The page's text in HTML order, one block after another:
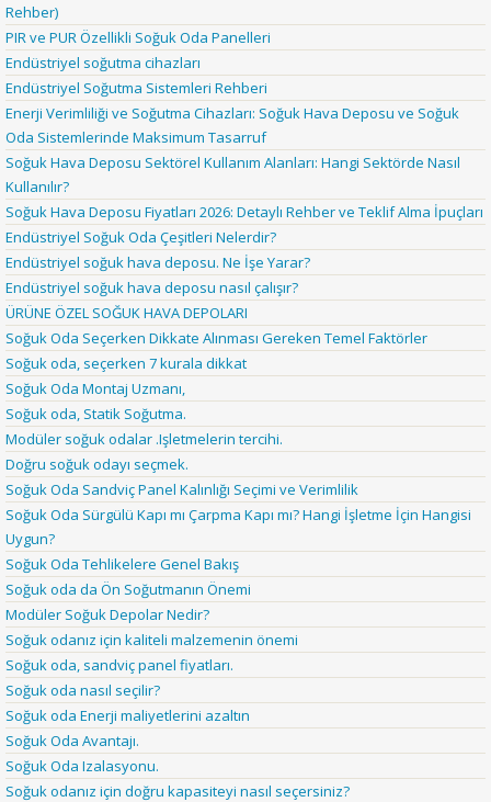
Rehber)
PIR ve PUR Özellikli Soğuk Oda Panelleri
Endüstriyel soğutma cihazları
Endüstriyel Soğutma Sistemleri Rehberi
Enerji Verimliliği ve Soğutma Cihazları: Soğuk Hava Deposu ve Soğuk
Oda Sistemlerinde Maksimum Tasarruf
Soğuk Hava Deposu Sektörel Kullanım Alanları: Hangi Sektörde Nasıl
Kullanılır?
Soğuk Hava Deposu Fiyatları 2026: Detaylı Rehber ve Teklif Alma İpuçları
Endüstriyel Soğuk Oda Çeşitleri Nelerdir?
Endüstriyel soğuk hava deposu. Ne İşe Yarar?
Endüstriyel soğuk hava deposu nasıl çalışır?
ÜRÜNE ÖZEL SOĞUK HAVA DEPOLARI
Soğuk Oda Seçerken Dikkate Alınması Gereken Temel Faktörler
Soğuk oda, seçerken 7 kurala dikkat
Soğuk Oda Montaj Uzmanı,
Soğuk oda, Statik Soğutma.
Modüler soğuk odalar .Işletmelerin tercihi.
Doğru soğuk odayı seçmek.
Soğuk Oda Sandviç Panel Kalınlığı Seçimi ve Verimlilik
Soğuk Oda Sürgülü Kapı mı Çarpma Kapı mı? Hangi İşletme İçin Hangisi
Uygun?
Soğuk Oda Tehlikelere Genel Bakış
Soğuk oda da Ön Soğutmanın Önemi
Modüler Soğuk Depolar Nedir?
Soğuk odanız için kaliteli malzemenin önemi
Soğuk oda, sandviç panel fiyatları.
Soğuk oda nasıl seçilir?
Soğuk oda Enerji maliyetlerini azaltın
Soğuk Oda Avantajı.
Soğuk Oda Izalasyonu.
Soğuk odanız için doğru kapasiteyi nasıl seçersiniz?